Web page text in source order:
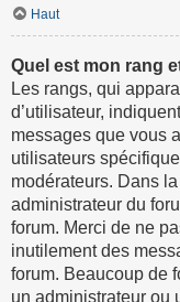
Haut
Quel est mon rang
Les rangs, qui
d’utilisateur,
messages que vous
utilisateurs
modérateurs. Dans
administrateur du
forum. Merci de ne
inutilement des
forum. Beaucoup de
un administrateur ou